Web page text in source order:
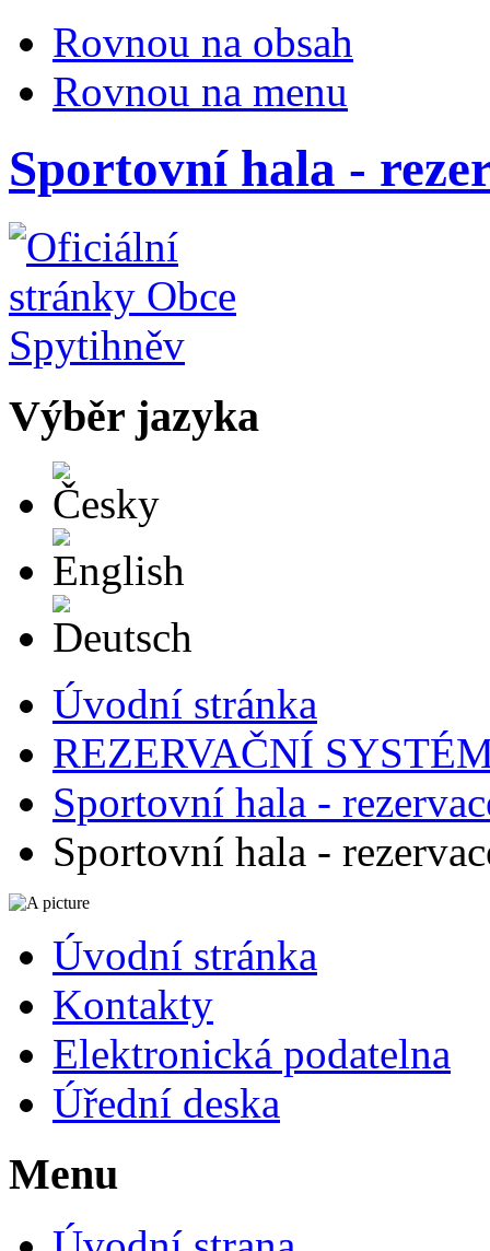
Rovnou na obsah
Rovnou na menu
Sportovní hala -
Výběr jazyka
Úvodní stránka
REZERVAČNÍ
Sportovní hala -
Sportovní hala -
Úvodní stránka
Kontakty
Elektronická podatelna
Úřední deska
Menu